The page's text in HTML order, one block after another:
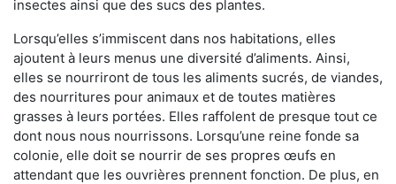
insectes ainsi que des sucs des plantes.
Lorsqu’elles s’immiscent dans nos habitations, elles
ajoutent à leurs menus une diversité d’aliments. Ainsi,
elles se nourriront de tous les aliments sucrés, de viandes,
des nourritures pour animaux et de toutes matières
grasses à leurs portées. Elles raffolent de presque tout ce
dont nous nous nourrissons. Lorsqu’une reine fonde sa
colonie, elle doit se nourrir de ses propres œufs en
attendant que les ouvrières prennent fonction. De plus, en